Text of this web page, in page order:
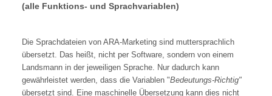
(alle Funktions- und Sprachvariablen)
Die Sprachdateien von ARA-Marketing sind muttersprachlich
übersetzt. Das heißt, nicht per Software, sondern von einem
Landsmann in der jeweiligen Sprache. Nur dadurch kann
gewährleistet werden, dass die Variablen "Bedeutungs-Richtig"
übersetzt sind. Eine maschinelle Übersetzung kann dies nicht